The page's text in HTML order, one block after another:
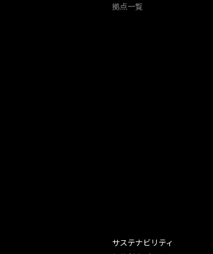
拠点一覧
サステナビリティ